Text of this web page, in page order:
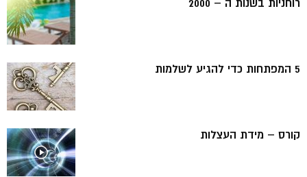
רוחניות בשנות ה – 2000
5 המפתחות כדי להגיע לשלמות
קורס – מידת העצלות